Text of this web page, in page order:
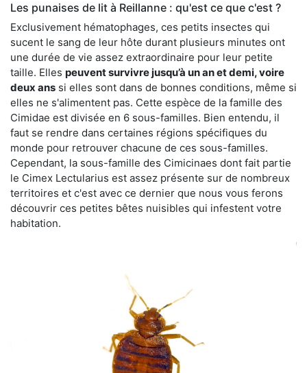
Les punaises de lit à Reillanne : qu'est ce que c'est ?
Exclusivement hématophages, ces petits insectes qui
sucent le sang de leur hôte durant plusieurs minutes ont
une durée de vie assez extraordinaire pour leur petite
taille. Elles peuvent survivre jusqu’à un an et demi, voire
deux ans si elles sont dans de bonnes conditions, même si
elles ne s'alimentent pas. Cette espèce de la famille des
Cimidae est divisée en 6 sous-familles. Bien entendu, il
faut se rendre dans certaines régions spécifiques du
monde pour retrouver chacune de ces sous-familles.
Cependant, la sous-famille des Cimicinaes dont fait partie
le Cimex Lectularius est assez présente sur de nombreux
territoires et c'est avec ce dernier que nous vous ferons
découvrir ces petites bêtes nuisibles qui infestent votre
habitation.